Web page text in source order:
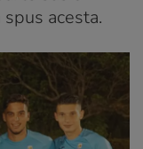
acesta.